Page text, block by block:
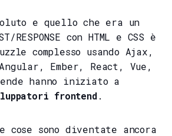
e quello che era un
RESPONSE con HTML e CSS è
complesso usando Ajax,
Ember, React, Vue,
hanno iniziato a
frontend.
cose sono diventate ancora